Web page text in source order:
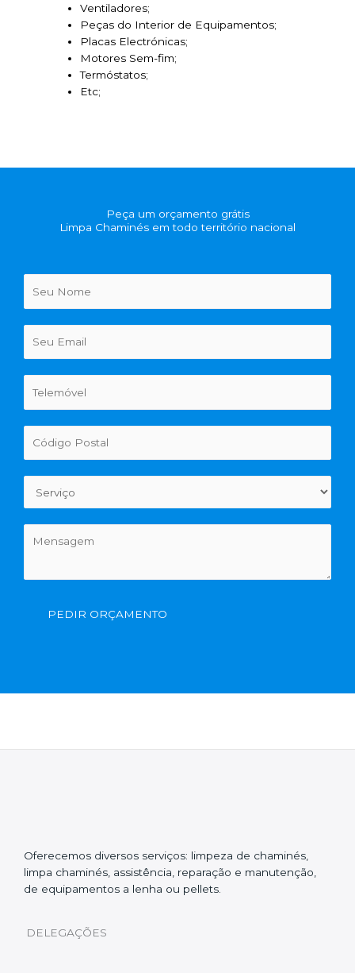
Ventiladores;
Peças do Interior de Equipamentos;
Placas Electrónicas;
Motores Sem-fim;
Termóstatos;
Etc;
Peça um orçamento grátis
Limpa Chaminés em todo território nacional
PEDIR ORÇAMENTO
Oferecemos diversos serviços: limpeza de chaminés,
limpa chaminés, assistência, reparação e manutenção,
de equipamentos a lenha ou pellets.
DELEGAÇÕES